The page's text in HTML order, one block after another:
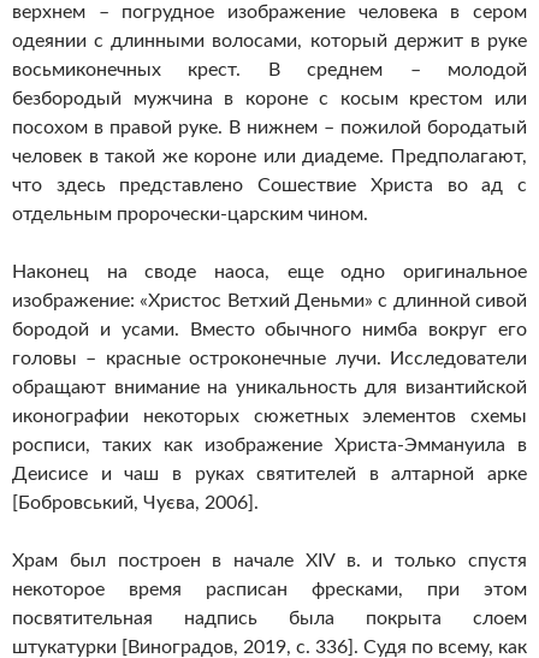
верхнем – погрудное изображение человека в сером
одеянии с длинными волосами, который держит в руке
восьмиконечных крест. В среднем – молодой
безбородый мужчина в короне с косым крестом или
посохом в правой руке. В нижнем – пожилой бородатый
человек в такой же короне или диадеме. Предполагают,
что здесь представлено Сошествие Христа во ад с
отдельным пророчески-царским чином.
Наконец на своде наоса, еще одно оригинальное
изображение: «Христос Ветхий Деньми» с длинной сивой
бородой и усами. Вместо обычного нимба вокруг его
головы – красные остроконечные лучи. Исследователи
обращают внимание на уникальность для византийской
иконографии некоторых сюжетных элементов схемы
росписи, таких как изображение Христа-Эммануила в
Деисисе и чаш в руках святителей в алтарной арке
[Бобровський, Чуєва, 2006].
Храм был построен в начале XIV в. и только спустя
некоторое время расписан фресками, при этом
посвятительная надпись была покрыта слоем
штукатурки [Виноградов, 2019, с. 336]. Судя по всему, как